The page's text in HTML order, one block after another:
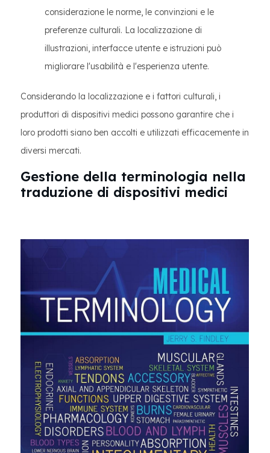
considerazione le norme, le convinzioni e le
preferenze culturali. La localizzazione di
illustrazioni, interfacce utente e istruzioni può
migliorare l'usabilità e l'esperienza utente.
Considerando la localizzazione e i fattori culturali, i
produttori di dispositivi medici possono garantire che i
loro prodotti siano ben accolti e utilizzati efficacemente in
diversi mercati.
Gestione della terminologia nella
traduzione di dispositivi medici